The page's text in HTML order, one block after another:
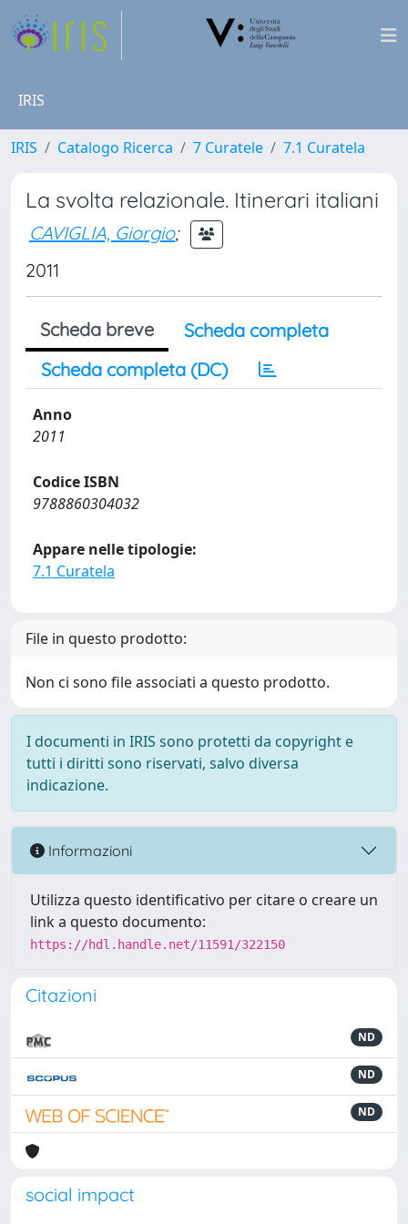
IRIS
IRIS Catalogo Ricerca 7 Curatele 7.1 Curatela
La svolta relazionale. Itinerari italiani
CAVIGLIA, Giorgio;
2011
Scheda breve
Scheda completa
Scheda completa (DC)
Anno
2011
Codice ISBN
9788860304032
Appare nelle tipologie:
7.1 Curatela
File in questo prodotto:
Non ci sono file associati a questo prodotto.
I documenti in IRIS sono protetti da copyright e
tutti i diritti sono riservati, salvo diversa
indicazione.
Informazioni
Utilizza questo identificativo per citare o creare un
link a questo documento:
https://hdl.handle.net/11591/322150
Citazioni
ND
ND
ND
social impact